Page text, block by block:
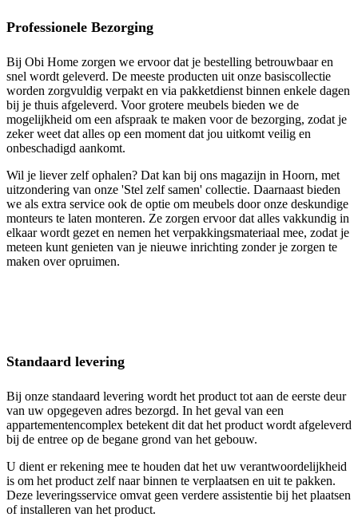
Professionele Bezorging
Bij Obi Home zorgen we ervoor dat je bestelling betrouwbaar en
snel wordt geleverd. De meeste producten uit onze basiscollectie
worden zorgvuldig verpakt en via pakketdienst binnen enkele dagen
bij je thuis afgeleverd. Voor grotere meubels bieden we de
mogelijkheid om een afspraak te maken voor de bezorging, zodat je
zeker weet dat alles op een moment dat jou uitkomt veilig en
onbeschadigd aankomt.
Wil je liever zelf ophalen? Dat kan bij ons magazijn in Hoorn, met
uitzondering van onze 'Stel zelf samen' collectie. Daarnaast bieden
we als extra service ook de optie om meubels door onze deskundige
monteurs te laten monteren. Ze zorgen ervoor dat alles vakkundig in
elkaar wordt gezet en nemen het verpakkingsmateriaal mee, zodat je
meteen kunt genieten van je nieuwe inrichting zonder je zorgen te
maken over opruimen.
Standaard levering
Bij onze standaard levering wordt het product tot aan de eerste deur
van uw opgegeven adres bezorgd. In het geval van een
appartementencomplex betekent dit dat het product wordt afgeleverd
bij de entree op de begane grond van het gebouw.
U dient er rekening mee te houden dat het uw verantwoordelijkheid
is om het product zelf naar binnen te verplaatsen en uit te pakken.
Deze leveringsservice omvat geen verdere assistentie bij het plaatsen
of installeren van het product.